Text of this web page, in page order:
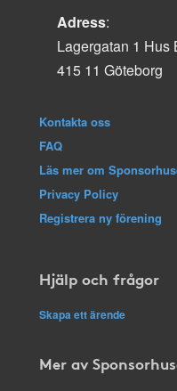
Adress:
Lagergatan 1 Hus
415 11 Göteborg
Kontakta oss
FAQ
Läs mer om
Privacy Policy
Registrera ny förening
Hjälp och frågor
Skapa ett ärende
Mer av